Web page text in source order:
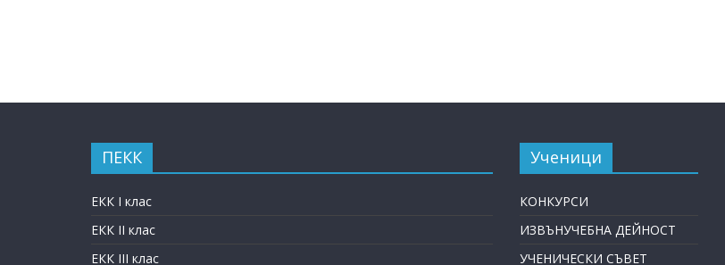
ПЕКК
ЕКК I клас
ЕКК II клас
ЕКК III клас
Ученици
КОНКУРСИ
ИЗВЪНУЧЕБНА ДЕЙНОСТ
УЧЕНИЧЕСКИ СЪВЕТ